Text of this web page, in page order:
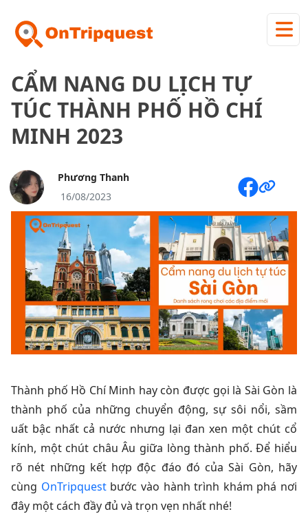
CẨM NANG DU LỊCH TỰ
TÚC THÀNH PHỐ HỒ CHÍ
MINH 2023
Phương Thanh
16/08/2023
Thành phố Hồ Chí Minh hay còn được gọi là Sài Gòn là
thành phố của những chuyển động, sự sôi nổi, sầm
uất bậc nhất cả nước nhưng lại đan xen một chút cổ
kính, một chút châu Âu giữa lòng thành phố. Để hiểu
rõ nét những kết hợp độc đáo đó của Sài Gòn, hãy
cùng OnTripquestbước vào hành trình khám phá nơi
đây một cách đầy đủ và trọn vẹn nhất nhé!